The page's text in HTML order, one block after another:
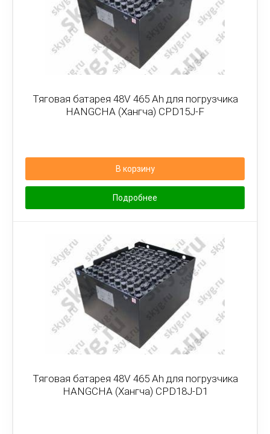
Тяговая батарея 48V 465 Ah для погрузчика
HANGCHA (Хангча) CPD15J-F
В корзину
Подробнее
Тяговая батарея 48V 465 Ah для погрузчика
HANGCHA (Хангча) CPD18J-D1